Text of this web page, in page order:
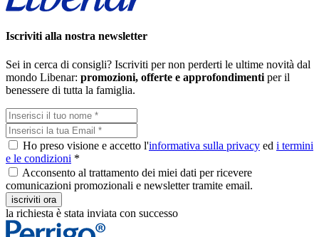
Iscriviti alla nostra newsletter
Sei in cerca di consigli? Iscriviti per non perderti le ultime novità dal
mondo Libenar: promozioni, offerte e approfondimenti per il
benessere di tutta la famiglia.
Ho preso visione e accetto l'informativa sulla privacy ed i termini
e le condizioni *
Acconsento al trattamento dei miei dati per ricevere
comunicazioni promozionali e newsletter tramite email.
iscriviti ora
la richiesta è stata inviata con successo